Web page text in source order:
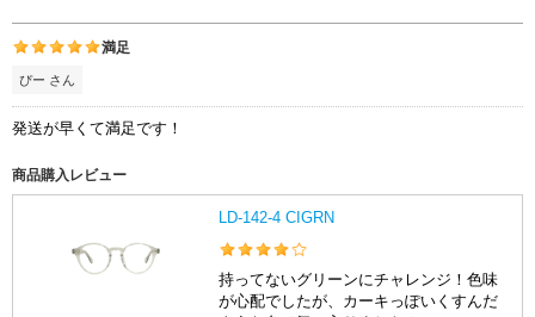
満足
ぴー さん
発送が早くて満足です！
商品購入レビュー
LD-142-4 CIGRN
持ってないグリーンにチャレンジ！色味
が心配でしたが、カーキっぽいくすんだ